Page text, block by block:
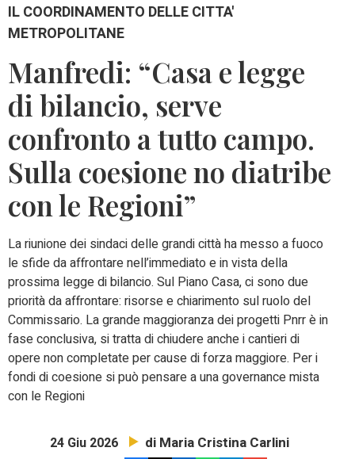
IL COORDINAMENTO DELLE CITTA'
METROPOLITANE
Manfredi: “Casa e legge
di bilancio, serve
confronto a tutto campo.
Sulla coesione no diatribe
con le Regioni”
La riunione dei sindaci delle grandi città ha messo a fuoco
le sfide da affrontare nell’immediato e in vista della
prossima legge di bilancio. Sul Piano Casa, ci sono due
priorità da affrontare: risorse e chiarimento sul ruolo del
Commissario. La grande maggioranza dei progetti Pnrr è in
fase conclusiva, si tratta di chiudere anche i cantieri di
opere non completate per cause di forza maggiore. Per i
fondi di coesione si può pensare a una governance mista
con le Regioni
24 Giu 2026 di Maria Cristina Carlini